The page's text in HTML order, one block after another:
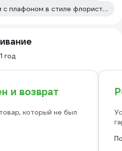
Подвесные светильники с плафоном в стиле флористика
год
и возврат
который не был